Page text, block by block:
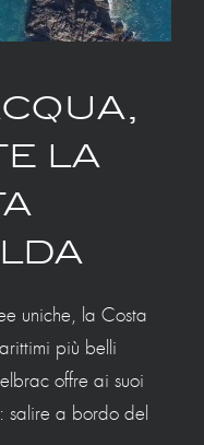
la
uniche, la Costa
più belli
offre ai suoi
salire a bordo del